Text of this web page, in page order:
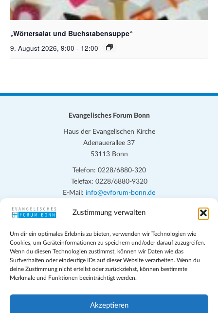
Zustimmung verwalten
Um dir ein optimales Erlebnis zu bieten, verwenden wir Technologien wie
Cookies, um Geräteinformationen zu speichern und/oder darauf zuzugreifen.
Wenn du diesen Technologien zustimmst, können wir Daten wie das
Surfverhalten oder eindeutige IDs auf dieser Website verarbeiten. Wenn du
deine Zustimmung nicht erteilst oder zurückziehst, können bestimmte
Merkmale und Funktionen beeinträchtigt werden.
Akzeptieren
Bildquelle_ Pixabay Free_Christoph Meinersmann
„Wörtersalat und Buchstabensuppe“
9. August 2026, 9:00 - 12:00
Evangelisches Forum Bonn
Haus der Evangelischen Kirche
Adenauerallee 37
53113 Bonn
Telefon: 0228/6880-320
Telefax: 0228/6880-9320
E-Mail: info@evforum-bonn.de
Das Evangelische Forum Bonn will in seinen zentralen
persönlichen, beruflichen, kirchlichen und öffentlichen Lebens
eingehen, zu offener Begegnung und ehrlicher Auseinandersetzung
anregen und mithelfen, aus der Verheißung des Evangeliums heraus
im individuellen und gesellschaftlichen Leben verantwortlich zu
denken, zu reden und zu handeln.
Impressum